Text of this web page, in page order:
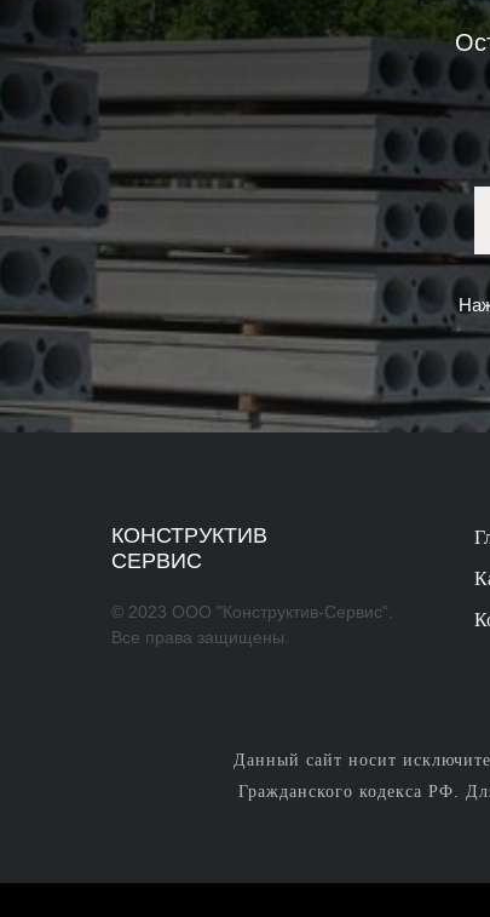
КОНСТРУКТИВ
СЕРВИС
© 2023 ООО "Конструктив-Сервис".
Все права защищены.
Данный сайт носит
Гражданского кодекса РФ.